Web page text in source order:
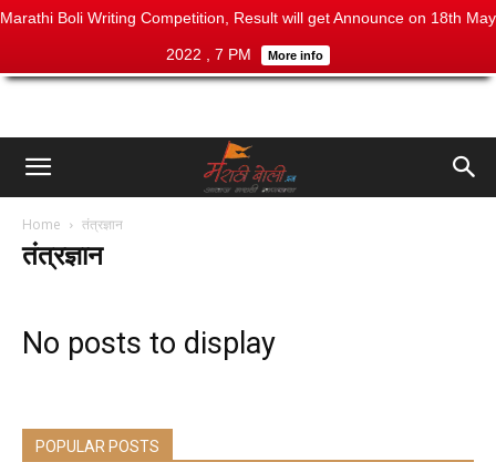
Marathi Boli Writing Competition, Result will get Announce on 18th May
2022 , 7 PM More info
Home तंत्रज्ञान
तंत्रज्ञान
No posts to display
POPULAR POSTS